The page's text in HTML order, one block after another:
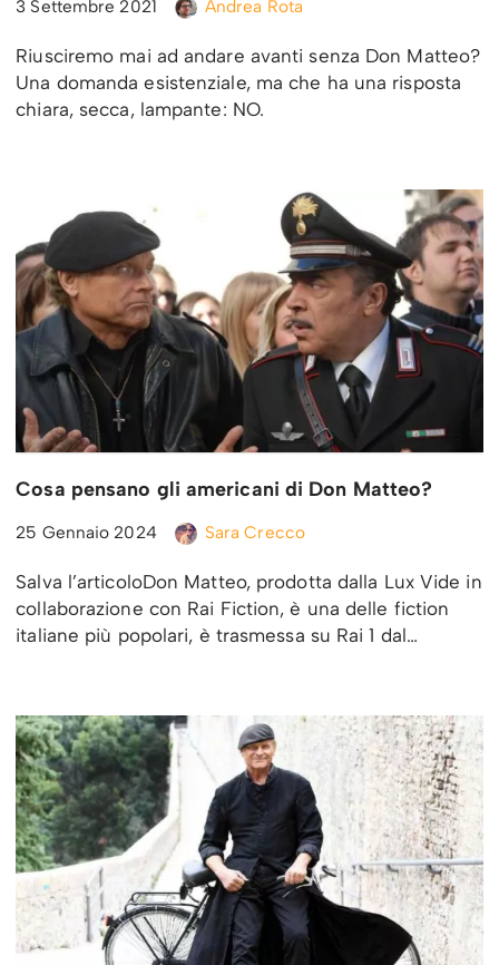
3 Settembre 2021 Andrea Rota
Riusciremo mai ad andare avanti senza Don Matteo?
Una domanda esistenziale, ma che ha una risposta
chiara, secca, lampante: NO.
Cosa pensano gli americani di Don Matteo?
25 Gennaio 2024 Sara Crecco
Salva l’articoloDon Matteo, prodotta dalla Lux Vide in
collaborazione con Rai Fiction, è una delle fiction
italiane più popolari, è trasmessa su Rai 1 dal…